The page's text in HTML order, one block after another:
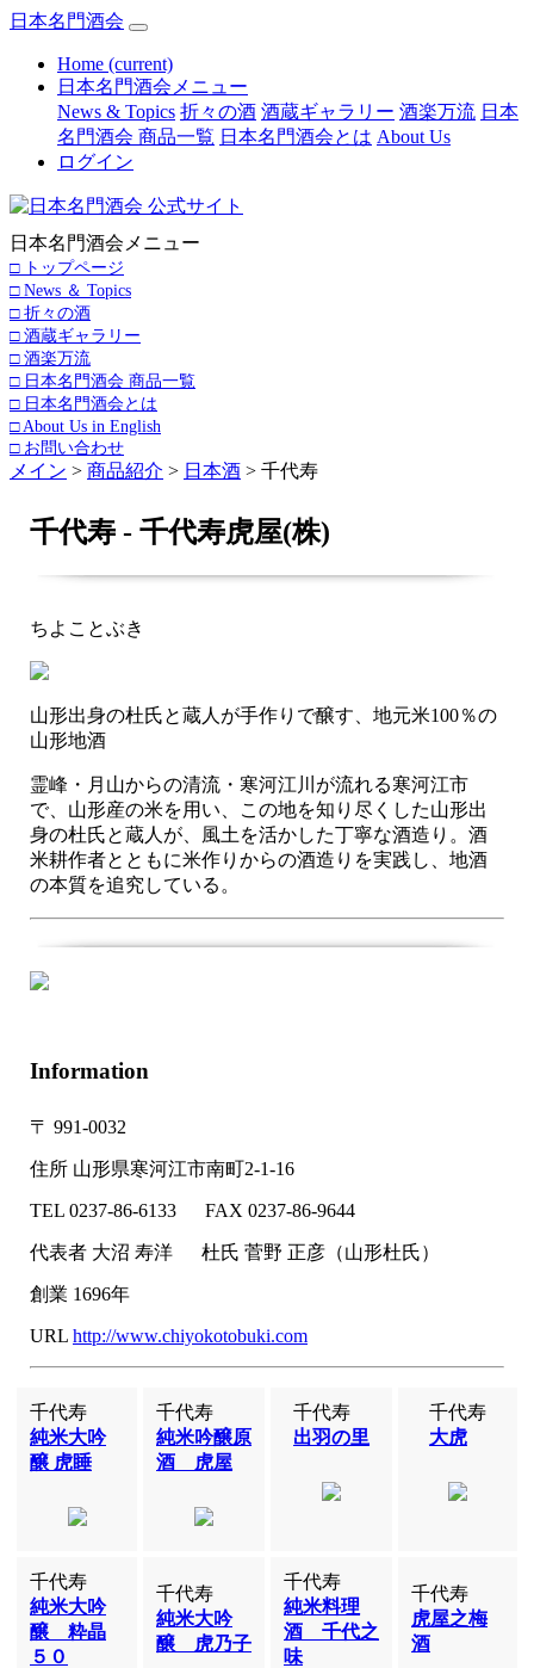
日本名門酒会
Home (current)
日本名門酒会メニュー
News & Topics 折々の酒 酒蔵ギャラリー 酒楽万流 日本
名門酒会 商品一覧 日本名門酒会とは About Us
ログイン
日本名門酒会メニュー
□ トップページ
□ News ＆ Topics
□ 折々の酒
□ 酒蔵ギャラリー
□ 酒楽万流
□ 日本名門酒会 商品一覧
□ 日本名門酒会とは
□ About Us in English
□ お問い合わせ
メイン > 商品紹介 > 日本酒 > 千代寿
千代寿 - 千代寿虎屋(株)
ちよことぶき
山形出身の杜氏と蔵人が手作りで醸す、地元米100％の
山形地酒
霊峰・月山からの清流・寒河江川が流れる寒河江市
で、山形産の米を用い、この地を知り尽くした山形出
身の杜氏と蔵人が、風土を活かした丁寧な酒造り。酒
米耕作者とともに米作りからの酒造りを実践し、地酒
の本質を追究している。
Information
〒 991-0032
住所 山形県寒河江市南町2-1-16
TEL 0237-86-6133 FAX 0237-86-9644
代表者 大沼 寿洋 杜氏 菅野 正彦（山形杜氏）
創業 1696年
URL http://www.chiyokotobuki.com
千代寿
純米大吟
醸 虎睡
千代寿
純米吟醸原
酒 虎屋
千代寿
出羽の里
千代寿
大虎
千代寿
純米大吟
醸 粋晶
５０
千代寿
純米大吟
醸 虎乃子
千代寿
純米料理
酒 千代之
味
千代寿
虎屋之梅
酒